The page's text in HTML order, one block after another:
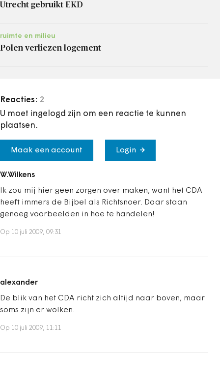
Utrecht gebruikt EKD
ruimte en milieu
Polen verliezen logement
Reacties: 2
U moet ingelogd zijn om een reactie te kunnen
plaatsen.
Maak een account Login
W.Wilkens
Ik zou mij hier geen zorgen over maken, want het CDA
heeft immers de Bijbel als Richtsnoer. Daar staan
genoeg voorbeelden in hoe te handelen!
Op 10 juli 2009, 09:31
alexander
De blik van het CDA richt zich altijd naar boven, maar
soms zijn er wolken.
Op 10 juli 2009, 11:11